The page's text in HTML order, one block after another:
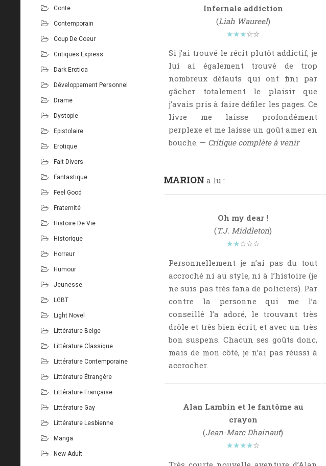
Conte
Contemporain
Coup De Coeur
Critiques Express
Dark Erotica
Développement Personnel
Drame
Dystopie
Epistolaire
Erotique
Fait Divers
Fantastique
Feel Good
Fraternité
Histoire De Vie
Historique
Horreur
Humour
Jeunesse
LGBT
Light Novel
Littérature Belge
Littérature Classique
Littérature Contemporaine
Littérature Étrangère
Littérature Française
Littérature Gay
Littérature Lesbienne
Manga
New Adult
Infernale addiction
(Liah Waureel)
★★★☆☆
Si j’ai trouvé le récit plutôt addictif, je
lui ai également trouvé de trop
nombreux défauts qui ont fini par
gâcher totalement le plaisir que
j’avais pris à faire défiler les pages. Ce
livre me laisse profondément
perplexe et me laisse un goût amer en
bouche. — Critique complète à venir
MARION a lu :
Oh my dear !
(T.J. Middleton)
★★☆☆☆
Personnellement je n’ai pas du tout
accroché ni au style, ni à l’histoire (je
ne suis pas très fana de policiers). Par
contre la personne qui me l’a
conseillé l’a adoré, le trouvant très
drôle et très bien écrit, et avec un très
bon suspens. Chacun ses goûts donc,
mais de mon côté, je n’ai pas réussi à
accrocher.
Alan Lambin et le fantôme au
crayon
(Jean-Marc Dhainaut)
★★★★☆